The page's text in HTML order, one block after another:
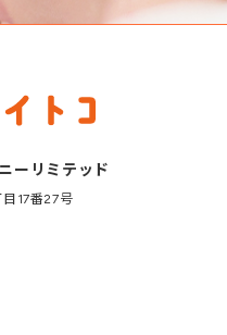
ーリミテッド
17番27号